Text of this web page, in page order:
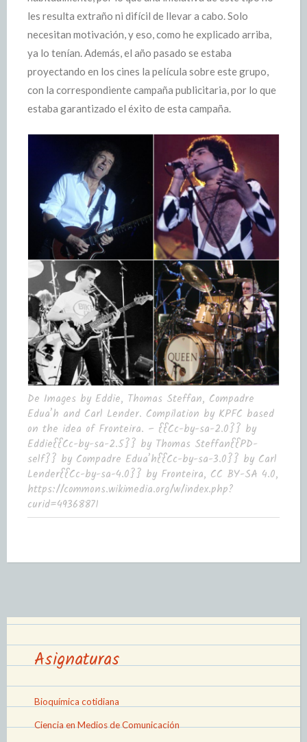
les resulta extraño ni difícil de llevar a cabo. Solo
necesitan motivación, y eso, como he explicado arriba,
ya lo tenían. Además, el año pasado se estaba
proyectando en los cines la película sobre este grupo,
con la correspondiente campaña publicitaria, por lo que
estaba garantizado el éxito de esta campaña.
De Images by Eddie, Thomas Steffan, Compadre
Edua’h and Carl Lender. Compilation by KPFC based
on the idea of Fronteira. – {{Cc-by-sa-2.0}} by
Eddie{{Cc-by-sa-2.5}} by Thomas Steffan{{PD-
self}} by Compadre Edua’h{{Cc-by-sa-3.0}} by Carl
Lender{{Cc-by-sa-4.0}} by Fronteira, CC BY-SA 4.0,
https://commons.wikimedia.org/w/index.php?
curid=49368871
Asignaturas
Bioquímica cotidiana
Ciencia en Medios de Comunicación